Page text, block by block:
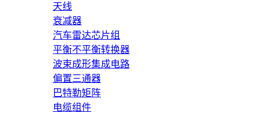
天线
衰减器
汽车雷达芯片组
平衡不平衡转换器
波束成形集成电路
偏置三通器
巴特勒矩阵
电缆组件